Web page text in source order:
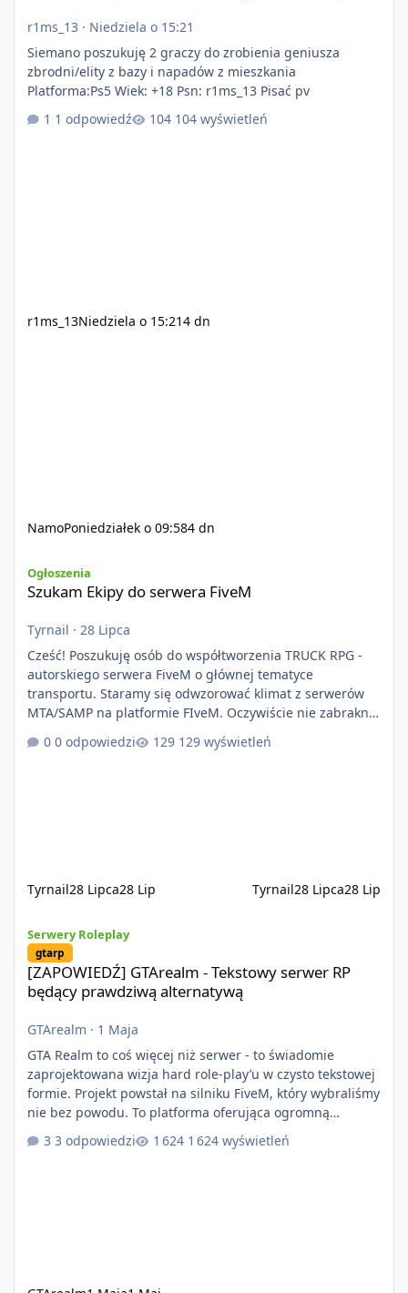
r1ms_13 · Niedziela o 15:21
Siemano poszukuję 2 graczy do zrobienia geniusza
zbrodni/elity z bazy i napadów z mieszkania
Platforma:Ps5 Wiek: +18 Psn: r1ms_13 Pisać pv
1 odpowiedź
104 wyświetleń
r1ms_13Niedziela o 15:214 dn
NamoPoniedziałek o 09:584 dn
Ogłoszenia
Szukam Ekipy do serwera FiveM
Tyrnail · 28 Lipca
Cześć! Poszukuję osób do współtworzenia TRUCK RPG -
autorskiego serwera FiveM o głównej tematyce
transportu. Staramy się odwzorować klimat z serwerów
MTA/SAMP na platformie FIveM. Oczywiście nie zabraknie
kontentu dla graczy którzy chcą robić coś innego niż
jeździć ciężarówką. Projekt tworzony jest od podstaw z
0 odpowiedzi 129 wyświetleń
Tyrnail28 Lipca28 Lip Tyrnail28 Lipca28 Lip
Serwery Roleplay
gtarp
[ZAPOWIEDŹ] GTArealm - Tekstowy serwer RP
będący prawdziwą alternatywą
GTArealm · 1 Maja
GTA Realm to coś więcej niż serwer - to świadomie
zaprojektowana wizja hard role-play’u w czysto tekstowej
formie. Projekt powstał na silniku FiveM, który wybraliśmy
nie bez powodu. To platforma oferująca ogromną
elastyczność i znacznie szybszy rozwój systemów niż w
przypadku innych rozwiązań. Usprawniona
3 odpowiedzi 1 624 wyświetleń